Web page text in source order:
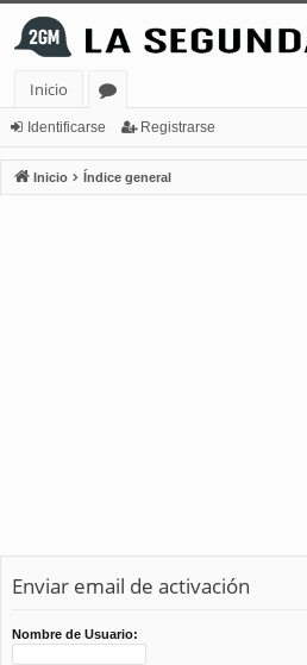
Inicio
or
os
Identificarse Registrarse
Inicio Índice general
Enviar email de activación
Nombre de Usuario: